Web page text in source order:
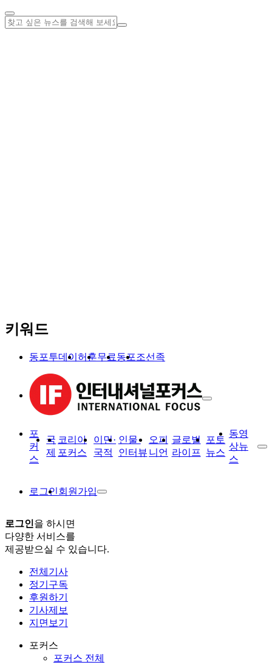
키워드
동포투데이 허훈무료동포조선족
포
커
스
국
제
코리아
포커스
이민·
국적
인물·
인터뷰
오피
니언
글로벌
라이프
포토
뉴스
동영
상뉴
스
로그인회원가입
로그인을 하시면
다양한 서비스를
제공받으실 수 있습니다.
전체기사
정기구독
후원하기
기사제보
지면보기
포커스
포커스 전체